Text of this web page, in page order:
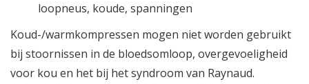
loopneus, koude, spanningen
Koud-/warmkompressen mogen niet worden gebruikt
bij stoornissen in de bloedsomloop, overgevoeligheid
voor kou en het bij het syndroom van Raynaud.